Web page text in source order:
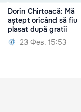
Dorin Chirtoacă: Mă
aștept oricând să fiu
plasat după gratii
23 Фев. 15:53